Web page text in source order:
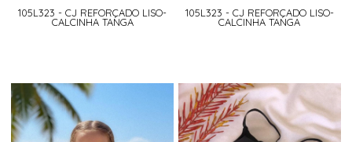
105L323 - CJ REFORÇADO LISO-
CALCINHA TANGA
105L323 - CJ REFORÇADO LISO-
CALCINHA TANGA